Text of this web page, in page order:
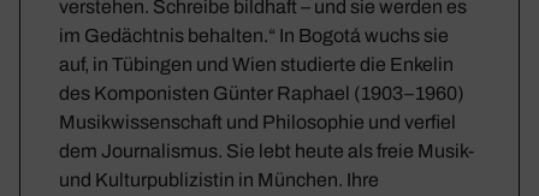
verstehen. Schreibe bildhaft – und sie werden es
im Gedächtnis behalten.“ In Bogotá wuchs sie
auf, in Tübingen und Wien studierte die Enkelin
des Komponisten Günter Raphael (1903–1960)
Musikwissenschaft und Philosophie und verfiel
dem Journalismus. Sie lebt heute als freie Musik-
und Kulturpublizistin in München. Ihre